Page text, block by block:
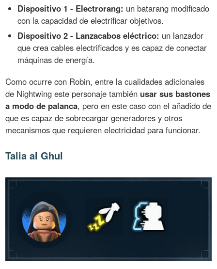
Dispositivo 1 - Electrorang: un batarang modificado
con la capacidad de electrificar objetivos.
Dispositivo 2 - Lanzacabos eléctrico: un lanzador
que crea cables electrificados y es capaz de conectar
máquinas de energía.
Como ocurre con Robin, entre la cualidades adicionales
de Nightwing este personaje también usar sus bastones
a modo de palanca, pero en este caso con el añadido de
que es capaz de sobrecargar generadores y otros
mecanismos que requieren electricidad para funcionar.
Talia al Ghul